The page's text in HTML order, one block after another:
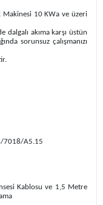
10 KWa ve üzeri
dalgalı akıma karşı üstün
sorunsuz çalışmanızı
7018/A5.15
Kablosu ve 1,5 Metre